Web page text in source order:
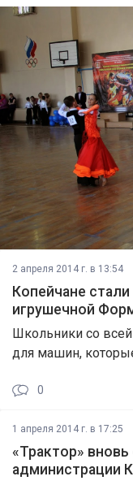
2 апреля 2014 г. в 13:54
Копейчане
игрушечной
Школьники со
для машин,
0
1 апреля 2014 г. в 17:25
«Трактор»
администрации